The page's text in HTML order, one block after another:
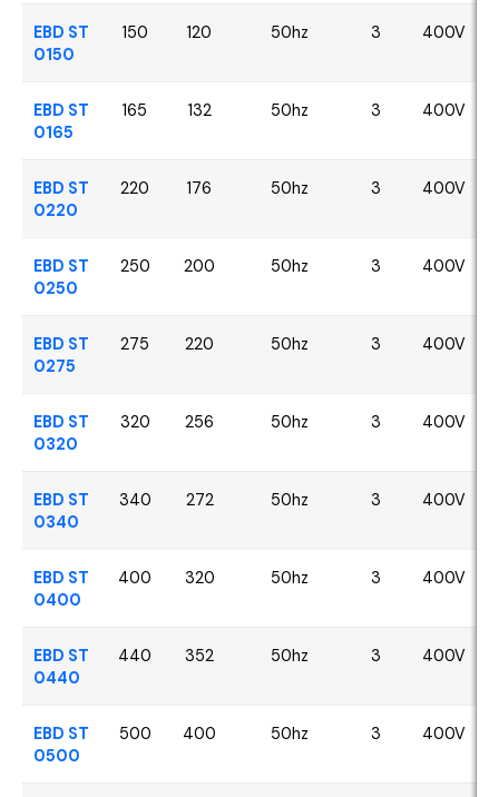
EBD ST
0150
150 120 50hz 3 400V
EBD ST
0165
165 132 50hz 3 400V
EBD ST
0220
220 176 50hz 3 400V
EBD ST
0250
250 200 50hz 3 400V
EBD ST
0275
275 220 50hz 3 400V
EBD ST
0320
320 256 50hz 3 400V
EBD ST
0340
340 272 50hz 3 400V
EBD ST
0400
400 320 50hz 3 400V
EBD ST
0440
440 352 50hz 3 400V
EBD ST
0500
500 400 50hz 3 400V